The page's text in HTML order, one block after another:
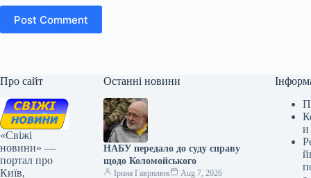
Post Comment
Про сайт
«Свіжі
новини» —
портал про
Київ,
Останні новини
НАБУ передало до суду справу
щодо Коломойського
Ірина Гаврилюк
Aug 7, 2026
и